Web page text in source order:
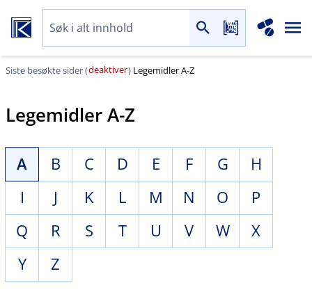
Siste besøkte sider (deaktiver) Legemidler A-Z
Legemidler A-Z
A B C D E F G
H
I
J K L M N O
P
Q
R S T U V W
X
Y
Z